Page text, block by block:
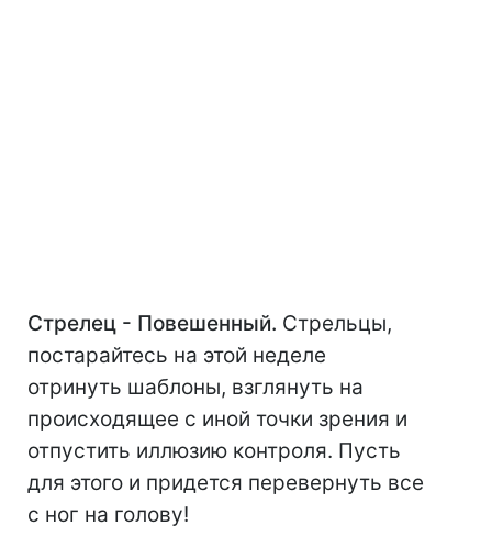
Стрелец - Повешенный. Стрельцы,
постарайтесь на этой неделе
отринуть шаблоны, взглянуть на
происходящее с иной точки зрения и
отпустить иллюзию контроля. Пусть
для этого и придется перевернуть все
с ног на голову!